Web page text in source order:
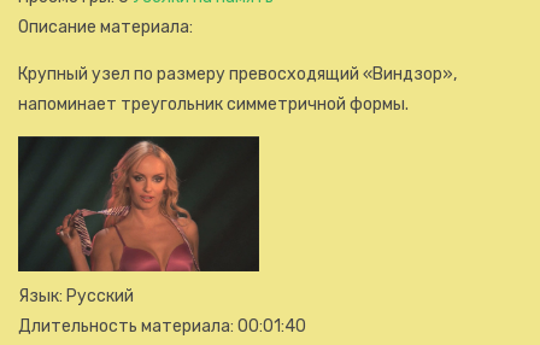
Описание материала:
Крупный узел по размеру превосходящий «Виндзор»,
напоминает треугольник симметричной формы.
Язык: Русский
Длительность материала: 00:01:40